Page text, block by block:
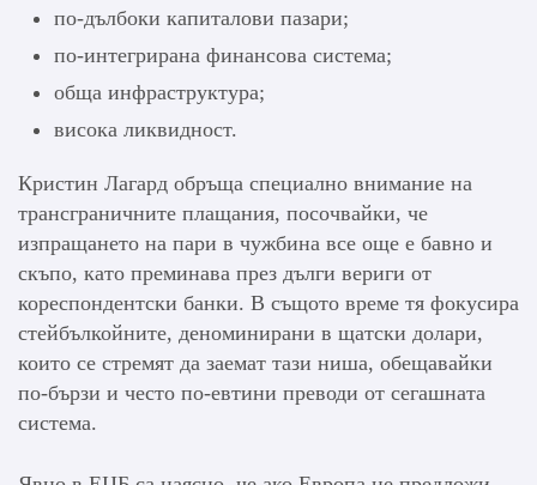
по-дълбоки капиталови пазари;
по-интегрирана финансова система;
обща инфраструктура;
висока ликвидност.
Кристин Лагард обръща специално внимание на
трансграничните плащания, посочвайки, че
изпращането на пари в чужбина все още е бавно и
скъпо, като преминава през дълги вериги от
кореспондентски банки. В същото време тя фокусира
стейбълкойните, деноминирани в щатски долари,
които се стремят да заемат тази ниша, обещавайки
по-бързи и често по-евтини преводи от сегашната
система.